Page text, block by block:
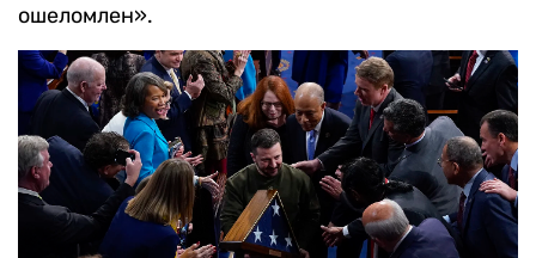
ошеломлен».